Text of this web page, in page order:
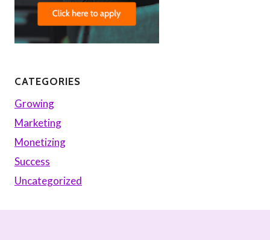
CATEGORIES
Growing
Marketing
Monetizing
Success
Uncategorized